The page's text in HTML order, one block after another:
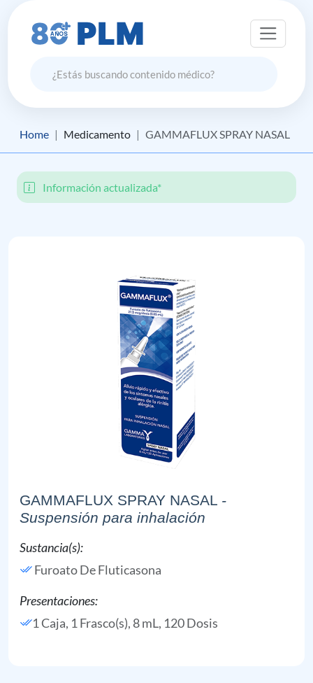
Home Medicamento GAMMAFLUX SPRAY NASAL
Información actualizada*
GAMMAFLUX SPRAY NASAL -
Suspensión para inhalación
Sustancia(s):
Furoato De Fluticasona
Presentaciones:
1 Caja, 1 Frasco(s), 8 mL, 120 Dosis